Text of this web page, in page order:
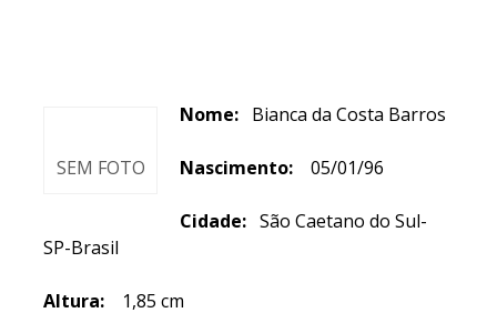
SEM FOTO
Nome: Bianca da Costa Barros
Nascimento: 05/01/96
Cidade: São Caetano do Sul-
SP-Brasil
Altura: 1,85 cm